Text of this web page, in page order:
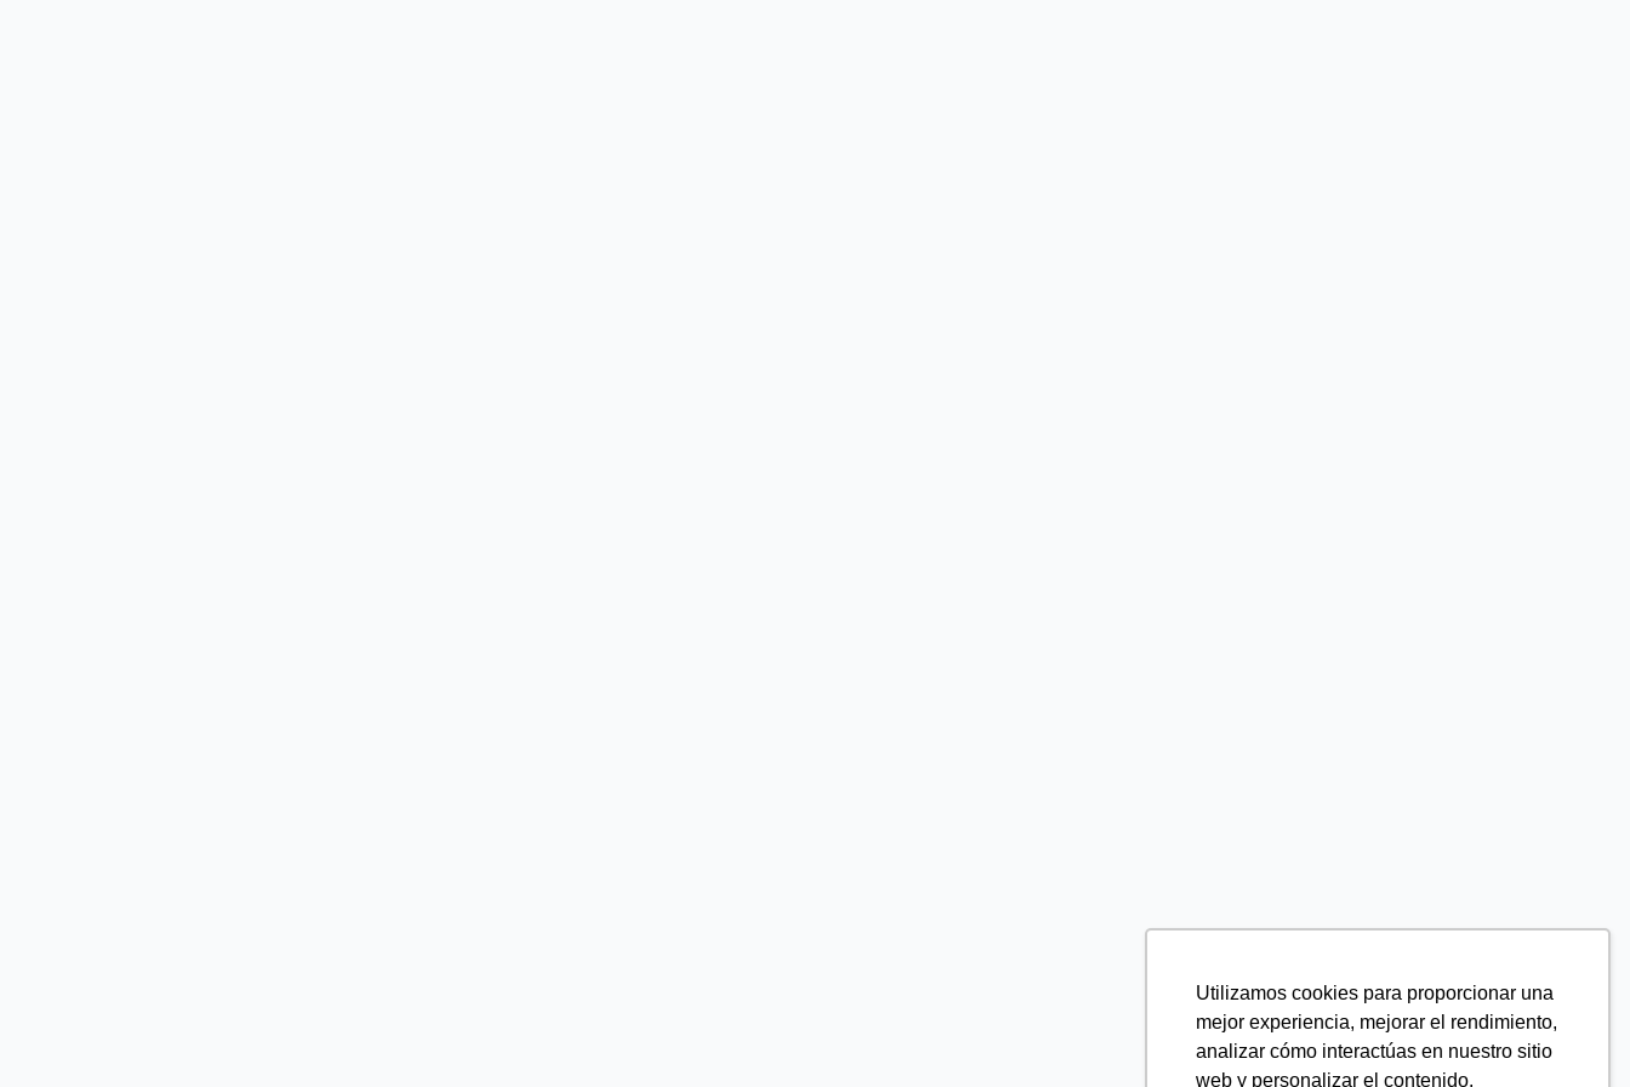
Utilizamos cookies para proporcionar una
mejor experiencia, mejorar el rendimiento,
analizar cómo interactúas en nuestro sitio
web y personalizar el contenido.